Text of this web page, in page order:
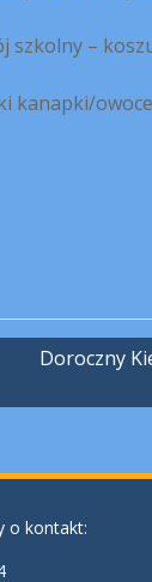
–
kanapki/
Doroczny
o kontakt: